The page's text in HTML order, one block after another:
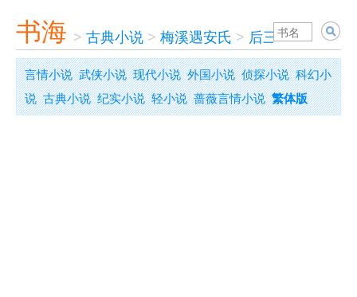
书海 > 古典小说 > 梅溪遇安氏 > 后三国石珠演义
言情小说 武侠小说 现代小说 外国小说 侦探小说 科幻小
说 古典小说 纪实小说 轻小说 蔷薇言情小说 繁体版